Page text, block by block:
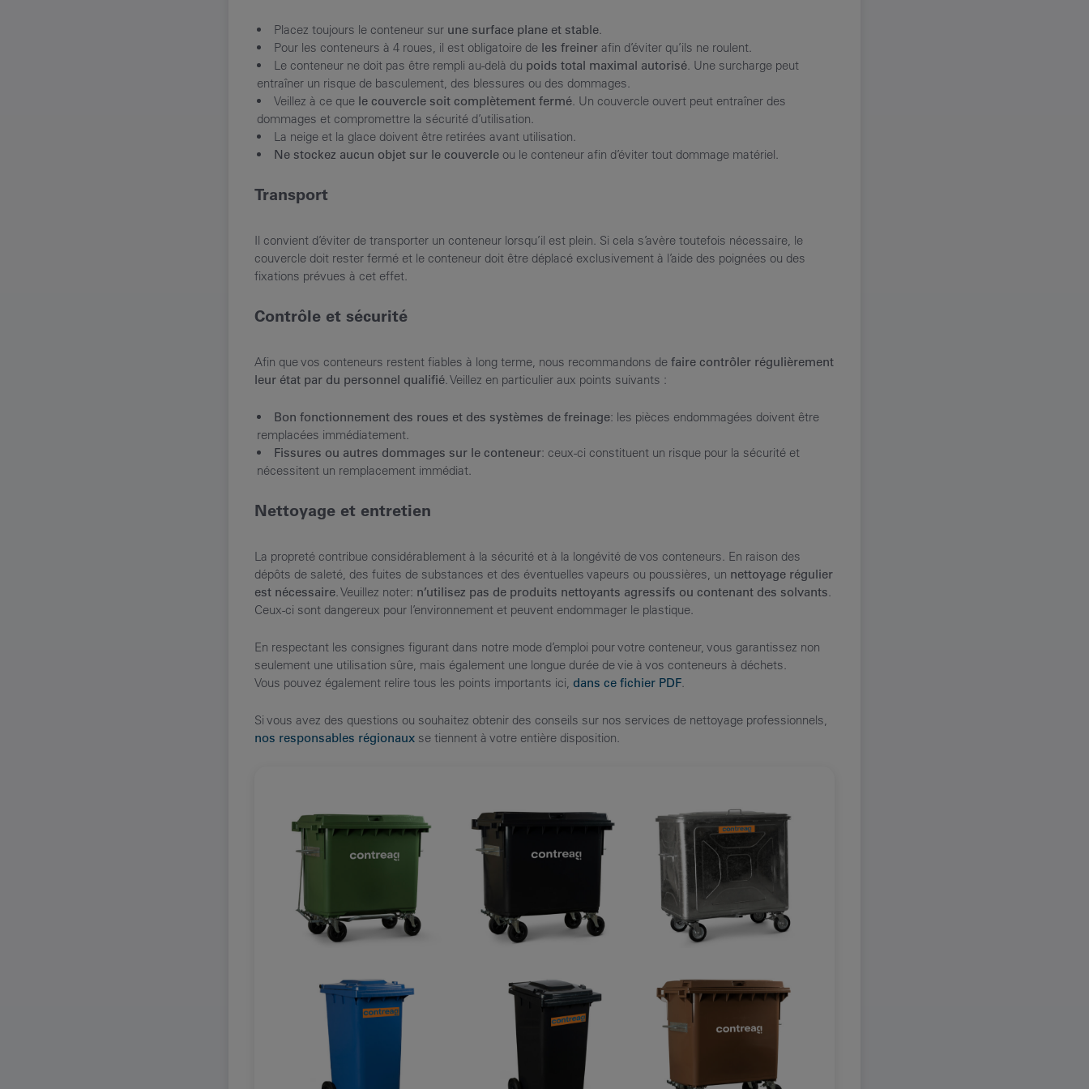
Placez toujours le conteneur sur une surface plane et stable.
Pour les conteneurs à 4 roues, il est obligatoire de les freiner afin d’éviter qu’ils ne roulent.
Le conteneur ne doit pas être rempli au-delà du poids total maximal autorisé. Une surcharge peut
entraîner un risque de basculement, des blessures ou des dommages.
Veillez à ce que le couvercle soit complètement fermé. Un couvercle ouvert peut entraîner des
dommages et compromettre la sécurité d’utilisation.
La neige et la glace doivent être retirées avant utilisation.
Ne stockez aucun objet sur le couvercle ou le conteneur afin d’éviter tout dommage matériel.
Transport
Il convient d’éviter de transporter un conteneur lorsqu’il est plein. Si cela s’avère toutefois nécessaire, le
couvercle doit rester fermé et le conteneur doit être déplacé exclusivement à l’aide des poignées ou des
fixations prévues à cet effet.
Contrôle et sécurité
Afin que vos conteneurs restent fiables à long terme, nous recommandons de faire contrôler régulièrement
leur état par du personnel qualifié. Veillez en particulier aux points suivants :
Bon fonctionnement des roues et des systèmes de freinage: les pièces endommagées doivent être
remplacées immédiatement.
Fissures ou autres dommages sur le conteneur: ceux-ci constituent un risque pour la sécurité et
nécessitent un remplacement immédiat.
Nettoyage et entretien
La propreté contribue considérablement à la sécurité et à la longévité de vos conteneurs. En raison des
dépôts de saleté, des fuites de substances et des éventuelles vapeurs ou poussières, un nettoyage régulier
est nécessaire. Veuillez noter: n’utilisez pas de produits nettoyants agressifs ou contenant des solvants.
Ceux-ci sont dangereux pour l’environnement et peuvent endommager le plastique.
En respectant les consignes figurant dans notre mode d’emploi pour votre conteneur, vous garantissez non
seulement une utilisation sûre, mais également une longue durée de vie à vos conteneurs à déchets.
Vous pouvez également relire tous les points importants ici, dans ce fichier PDF.
Si vous avez des questions ou souhaitez obtenir des conseils sur nos services de nettoyage professionnels,
nos responsables régionaux se tiennent à votre entière disposition.